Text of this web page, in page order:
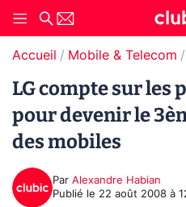
Accueil Mobile & Telecom
LG compte sur les
pour devenir le
des mobiles
Par Alexandre Habian
Publié le 22 août 2008 à